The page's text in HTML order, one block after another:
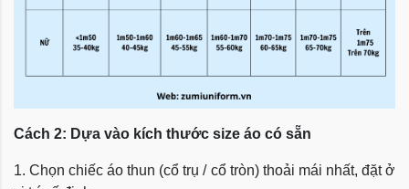
Cách 2: Dựa vào kích thước size áo có sẵn
1. Chọn chiếc áo thun (cổ trụ / cổ tròn) thoải mái nhất, đặt ở